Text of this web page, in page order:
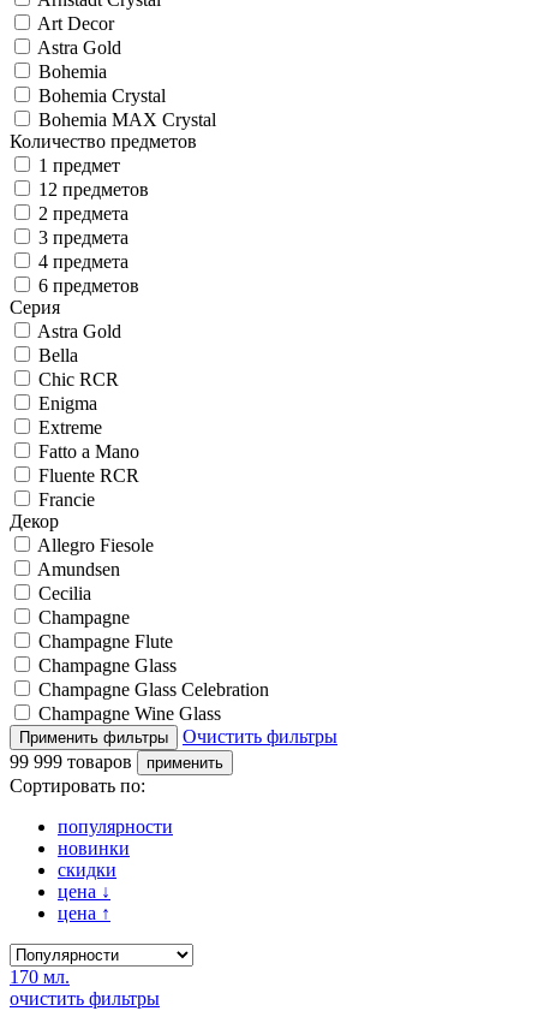
Art Decor
Astra Gold
Bohemia
Bohemia Crystal
Bohemia MAX Crystal
Количество предметов
1 предмет
12 предметов
2 предмета
3 предмета
4 предмета
6 предметов
Серия
Astra Gold
Bella
Chic RCR
Enigma
Extreme
Fatto a Mano
Fluente RCR
Francie
Декор
Allegro Fiesole
Amundsen
Cecilia
Champagne
Champagne Flute
Champagne Glass
Champagne Glass Celebration
Champagne Wine Glass
Очистить фильтры
99 999 товаров
Сортировать по:
популярности
новинки
скидки
цена ↓
цена ↑
170 мл.
очистить фильтры